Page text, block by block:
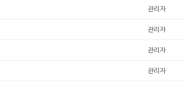
관리자
관리자
관리자
관리자